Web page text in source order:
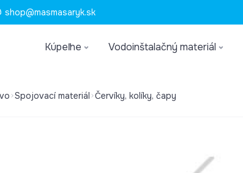
shop@masmasaryk.sk
Kúpeľne Vodoinštalačný materiál
Spojovací materiál Červíky, kolíky, čapy